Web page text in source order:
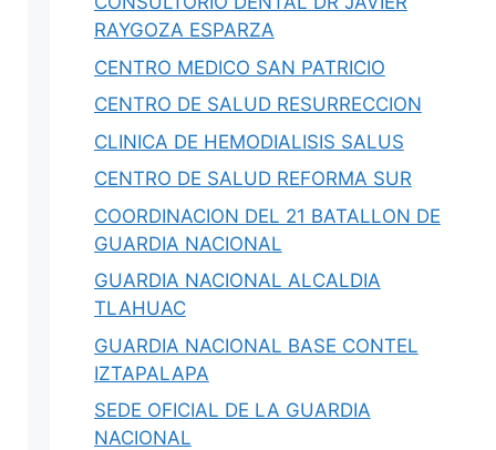
hace 1 día·39 min
Salud Pública en Nuevo León 2026:
Regia
Guía 2026 de salud en Nuevo León: por
qué NL no está…
Iovanny Olguín Ávila
RAYGOZA ESPARZA
CENTRO MEDICO SAN PATRICIO
CENTRO DE SALUD RESURRECCION
CLINICA DE HEMODIALISIS SALUS
CENTRO DE SALUD REFORMA SUR
COORDINACION DEL 21 BATALLON DE
GUARDIA NACIONAL
GUARDIA NACIONAL ALCALDIA
TLAHUAC
GUARDIA NACIONAL BASE CONTEL
IZTAPALAPA
SEDE OFICIAL DE LA GUARDIA
NACIONAL